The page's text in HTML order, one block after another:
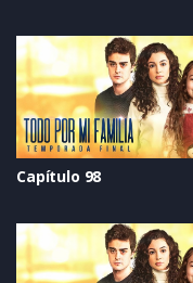
Capítulo 98